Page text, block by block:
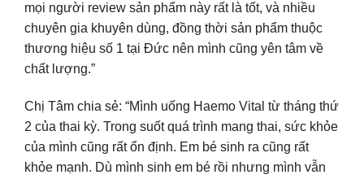
mọi người review sản phẩm này rất là tốt, và nhiều
chuyên gia khuyên dùng, đồng thời sản phẩm thuộc
thương hiệu số 1 tại Đức nên mình cũng yên tâm về
chất lượng.”
Chị Tâm chia sẻ: “Mình uống Haemo Vital từ tháng thứ
2 của thai kỳ. Trong suốt quá trình mang thai, sức khỏe
của mình cũng rất ổn định. Em bé sinh ra cũng rất
khỏe mạnh. Dù mình sinh em bé rồi nhưng mình vẫn